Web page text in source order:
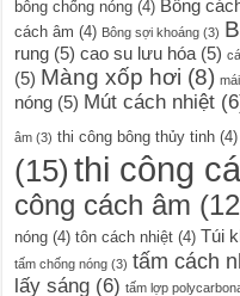
bông chống nóng (4) Bông
cách âm (4) Bông sợi khoáng (3)
rung (5) cao su lưu hóa (5)
(5) Màng xốp hơi (8)
nóng (5) Mút cách nhiệt
âm (3) thi công bông thủy tinh (4)
(15) thi công
công cách âm
nóng (4) tôn cách nhiệt (4) Túi
tấm chống nóng (3) tấm cách
lấy sáng (6) tấm lợp